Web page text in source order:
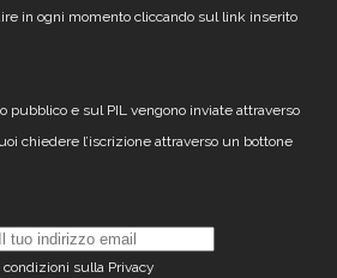
in ogni momento cliccando sul link inserito
pubblico e sul PIL vengono inviate attraverso
chiedere l’iscrizione attraverso un bottone
sulla Privacy